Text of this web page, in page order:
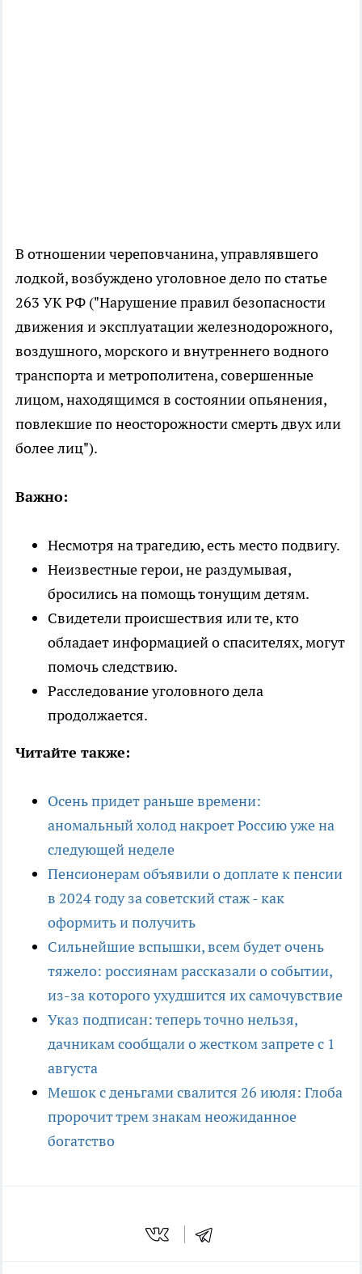
В отношении череповчанина, управлявшего
лодкой, возбуждено уголовное дело по статье
263 УК РФ ("Нарушение правил безопасности
движения и эксплуатации железнодорожного,
воздушного, морского и внутреннего водного
транспорта и метрополитена, совершенные
лицом, находящимся в состоянии опьянения,
повлекшие по неосторожности смерть двух или
более лиц").
Важно:
Несмотря на трагедию, есть место подвигу.
Неизвестные герои, не раздумывая,
бросились на помощь тонущим детям.
Свидетели происшествия или те, кто
обладает информацией о спасителях, могут
помочь следствию.
Расследование уголовного дела
продолжается.
Читайте также:
Осень придет раньше времени:
аномальный холод накроет Россию уже на
следующей неделе
Пенсионерам объявили о доплате к пенсии
в 2024 году за советский стаж - как
оформить и получить
Сильнейшие вспышки, всем будет очень
тяжело: россиянам рассказали о событии,
из-за которого ухудшится их самочувствие
Указ подписан: теперь точно нельзя,
дачникам сообщали о жестком запрете с 1
августа
Мешок с деньгами свалится 26 июля: Глоба
пророчит трем знакам неожиданное
богатство